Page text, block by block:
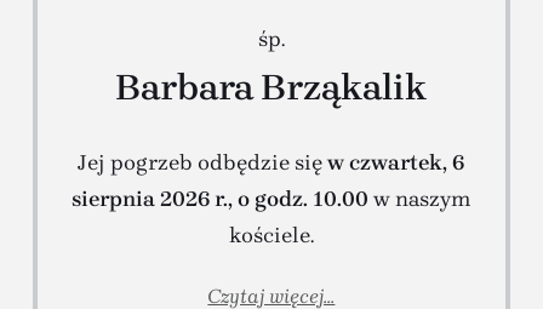
śp.
Barbara Brząkalik
Jej pogrzeb odbędzie sięw czwartek, 6
sierpnia 2026 r., o godz. 10.00 w naszym
kościele.
Czytaj więcej...